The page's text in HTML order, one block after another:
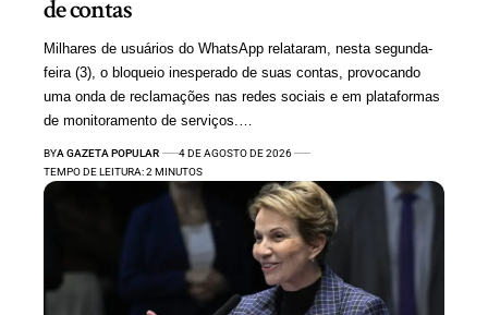
de contas
Milhares de usuários do WhatsApp relataram, nesta segunda-
feira (3), o bloqueio inesperado de suas contas, provocando
uma onda de reclamações nas redes sociais e em plataformas
de monitoramento de serviços.…
BYA GAZETA POPULAR
4 DE AGOSTO DE 2026
TEMPO DE LEITURA: 2 MINUTOS